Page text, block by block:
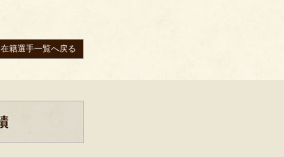
在籍選手一覧へ戻る